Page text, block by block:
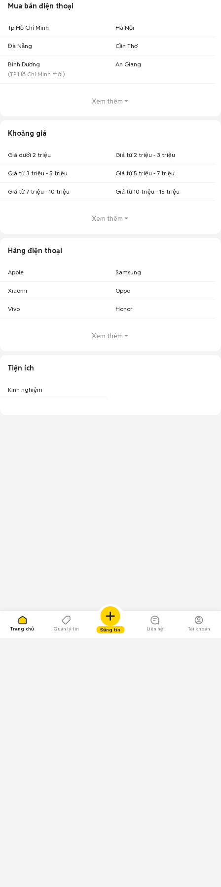
Trang chủ Quản lý tin Đăng tin Liên hệ Tài khoản
Mua bán điện thoại
Tp Hồ Chí Minh Hà Nội
Đà Nẵng Cần Thơ
Bình Dương
(TP Hồ Chí Minh mới)
An Giang
Xem thêm
Khoảng giá
Giá dưới 2 triệu Giá từ 2 triệu - 3 triệu
Giá từ 3 triệu - 5 triệu Giá từ 5 triệu - 7 triệu
Giá từ 7 triệu - 10 triệu Giá từ 10 triệu - 15 triệu
Xem thêm
Hãng điện thoại
Apple Samsung
Xiaomi Oppo
Vivo Honor
Xem thêm
Tiện ích
Kinh nghiệm